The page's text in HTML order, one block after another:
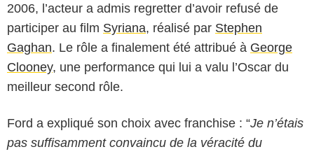
2006, l’acteur a admis regretter d’avoir refusé de
participer au film Syriana, réalisé par Stephen
Gaghan. Le rôle a finalement été attribué à George
Clooney, une performance qui lui a valu l’Oscar du
meilleur second rôle.
Ford a expliqué son choix avec franchise : “Je n’étais
pas suffisamment convaincu de la véracité du